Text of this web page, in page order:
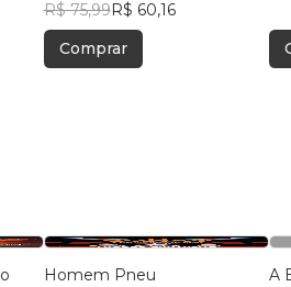
R$ 75,99R$ 60,16
Comprar
Homem Pneu
A